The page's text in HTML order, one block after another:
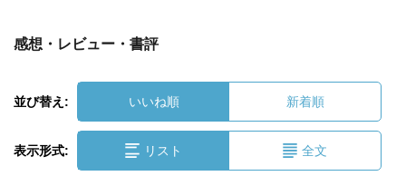
感想・レビュー・書評
並び替え: いいね順 新着順
表示形式: リスト 全文